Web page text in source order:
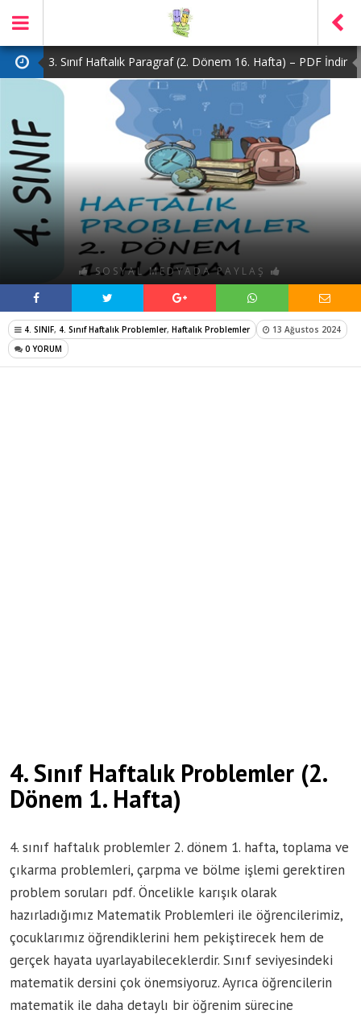
3. Sınıf Haftalık Paragraf (2. Dönem 16. Hafta) – PDF İndir
2. Sınıf Haftalık Paragraf (2. Dönem 16. Hafta) – PDF İndir
1. Sınıf Haftalık Paragraf (2. Dönem 16. Hafta) – PDF İndir
3. Sınıf Haftalık Paragraf (2. Dönem 15. Hafta) – PDF İndir
4. Sınıf Haftalık Paragraf (2. Dönem 16. Hafta) – PDF İndir
SOSYAL MEDYADA PAYLAŞ
4. SINIF, 4. Sınıf Haftalık Problemler, Haftalık Problemler
13 Ağustos 2024
0 YORUM
4. Sınıf Haftalık Problemler (2.
Dönem 1. Hafta)
4. sınıf haftalık problemler 2. dönem 1. hafta, toplama ve
çıkarma problemleri, çarpma ve bölme işlemi gerektiren
problem soruları pdf. Öncelikle karışık olarak
hazırladığımız Matematik Problemleri ile öğrencilerimiz,
çocuklarımız öğrendiklerini hem pekiştirecek hem de
gerçek hayata uyarlayabileceklerdir. Sınıf seviyesindeki
matematik dersini çok önemsiyoruz. Ayrıca öğrencilerin
matematik ile daha detaylı bir öğrenim sürecine